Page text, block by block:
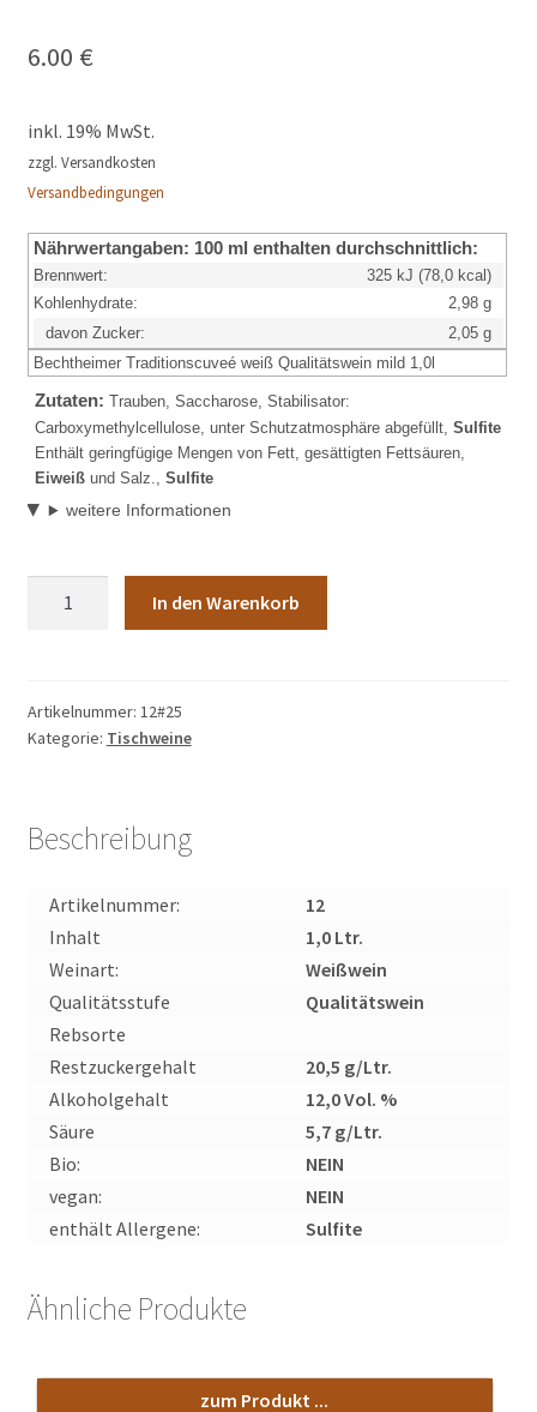
6.00 €
inkl. 19% MwSt.
zzgl. Versandkosten
Versandbedingungen
Nährwertangaben: 100 ml enthalten durchschnittlich:
Brennwert:
325 kJ (78,0 kcal)
Kohlenhydrate:
2,98 g
davon Zucker:
2,05 g
Bechtheimer Traditionscuveé weiß Qualitätswein mild 1,0l
Zutaten: Trauben, Saccharose, Stabilisator:
Carboxymethylcellulose, unter Schutzatmosphäre abgefüllt, Sulfite
Enthält geringfügige Mengen von Fett, gesättigten Fettsäuren,
Eiweißund Salz., Sulfite
weitere Informationen
weiß
Qualitätswein
Menge
In den Warenkorb
Artikelnummer: 12#25
Kategorie: Tischweine
Beschreibung
Artikelnummer:
12
Inhalt
1,0 Ltr.
Weinart:
Weißwein
Qualitätsstufe
Qualitätswein
Rebsorte
Restzuckergehalt
20,5 g/Ltr.
Alkoholgehalt
12,0 Vol. %
Säure
5,7 g/Ltr.
Bio:
NEIN
vegan:
NEIN
enthält Allergene:
Sulfite
Ähnliche Produkte
zum Produkt ...